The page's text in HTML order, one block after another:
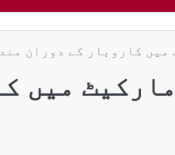
میں کاروبار کے دوران
میں